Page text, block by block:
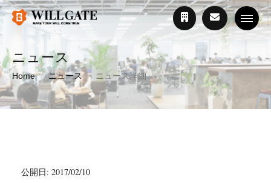
ニュース
Home ニュース ニュース詳細
公開日: 2017/02/10